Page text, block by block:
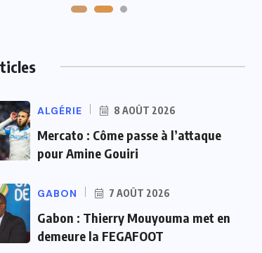
ALGÉRIE 8 AOÛT 2026
Mercato : Côme passe à l’attaque
pour Amine Gouiri
GABON 7 AOÛT 2026
Gabon : Thierry Mouyouma met en
demeure la FEGAFOOT